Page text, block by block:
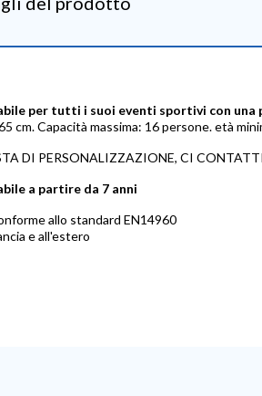
per tutti i suoi eventi sportivi con una
cm. Capacità massima: 16 persone. età
DI PERSONALIZZAZIONE, CI
a partire da 7 anni
allo standard EN14960
e all'estero